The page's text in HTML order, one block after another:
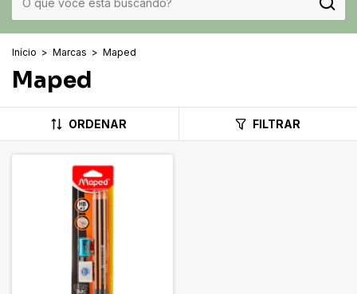
Início > Marcas > Maped
Maped
ORDENAR FILTRAR